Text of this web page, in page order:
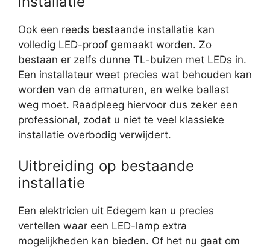
Ook een reeds bestaande installatie kan
volledig LED-proof gemaakt worden. Zo
bestaan er zelfs dunne TL-buizen met LEDs in.
Een installateur weet precies wat behouden kan
worden van de armaturen, en welke ballast
weg moet. Raadpleeg hiervoor dus zeker een
professional, zodat u niet te veel klassieke
installatie overbodig verwijdert.
Uitbreiding op bestaande
installatie
Een elektricien uit Edegem kan u precies
vertellen waar een LED-lamp extra
mogelijkheden kan bieden. Of het nu gaat om